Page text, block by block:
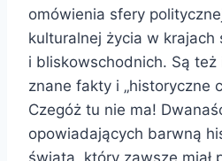
omówienia sfery
kulturalnej życia w krajach
i bliskowschodnich. Są też
znane fakty i „historyczne
Czegóż tu nie ma!
opowiadających barwną
świata, który zawsze miał